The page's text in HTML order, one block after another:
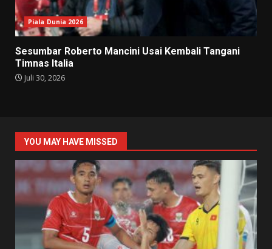
Piala Dunia 2026
Sesumbar Roberto Mancini Usai Kembali Tangani
Timnas Italia
Juli 30, 2026
YOU MAY HAVE MISSED